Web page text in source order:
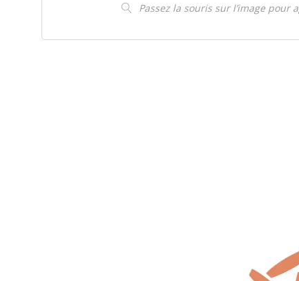
Passez la souris sur l’image pour